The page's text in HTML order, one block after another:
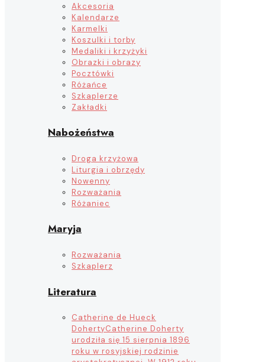
Akcesoria
Kalendarze
Karmelki
Koszulki i torby
Medaliki i krzyżyki
Obrazki i obrazy
Pocztówki
Różańce
Szkaplerze
Zakładki
Nabożeństwa
Droga krzyżowa
Liturgia i obrzędy
Nowenny
Rozważania
Różaniec
Maryja
Rozważania
Szkaplerz
Literatura
Catherine de Hueck
DohertyCatherine Doherty
urodziła się 15 sierpnia 1896
roku w rosyjskiej rodzinie